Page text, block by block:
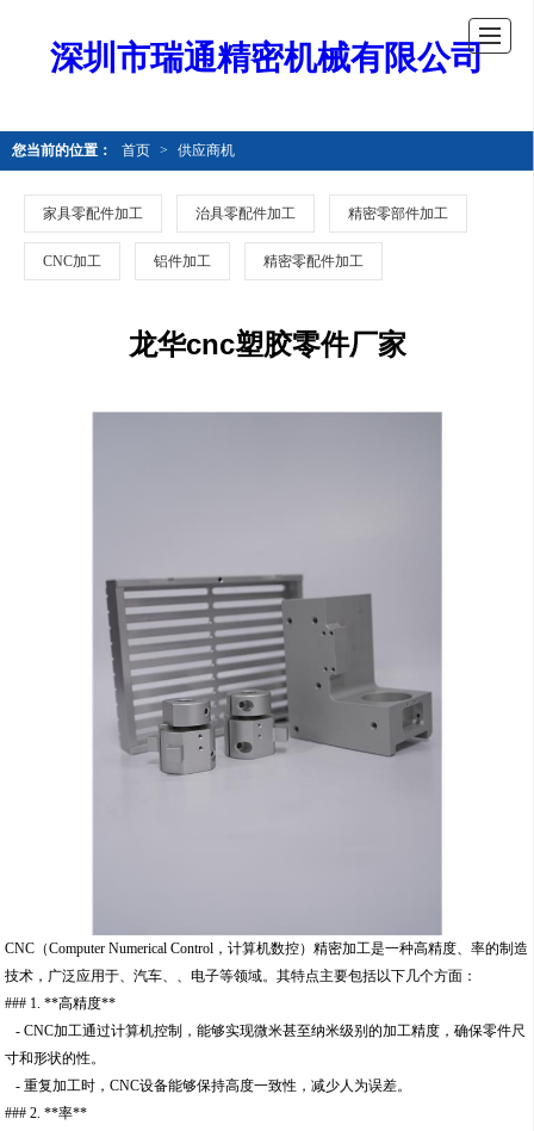
深圳市瑞通精密机械有限公司
您当前的位置： 首页 > 供应商机
家具零配件加工 治具零配件加工 精密零部件加工
CNC加工 铝件加工 精密零配件加工
龙华cnc塑胶零件厂家
CNC（Computer Numerical Control，计算机数控）精密加工是一种高精度、率的制造
技术，广泛应用于、汽车、、电子等领域。其特点主要包括以下几个方面：
### 1. **高精度**
- CNC加工通过计算机控制，能够实现微米甚至纳米级别的加工精度，确保零件尺
寸和形状的性。
- 重复加工时，CNC设备能够保持高度一致性，减少人为误差。
### 2. **率**